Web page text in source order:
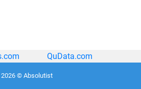
QuData.com
2026 © Absolutist